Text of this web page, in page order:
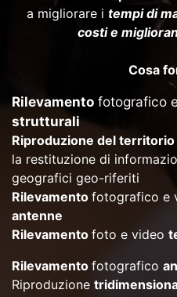
a migliorare i tempi di
costi e
Cosa
Rilevamento fotografico
strutturali
Riproduzione del territorio
la restituzione di
geografici geo-riferiti
Rilevamento fotografico e
antenne
Rilevamento foto e video
Rilevamento fotografico
Riproduzione